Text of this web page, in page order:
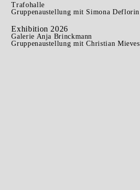
Trafohalle
Gruppenaustellung mit Simona Deflorin
Exhibition 2026
Galerie Anja Brinckmann
Gruppenaustellung mit Christian Mieves